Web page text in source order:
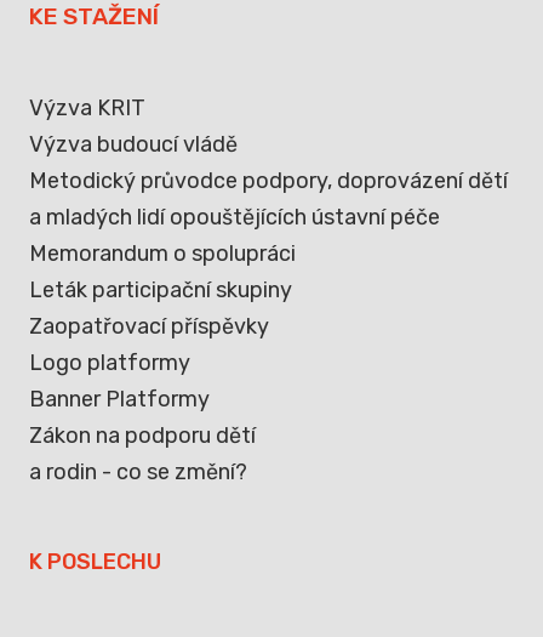
KE STAŽENÍ
Výzva KRIT
Výzva budoucí vládě
Metodický průvodce podpory, doprovázení dětí
a mladých lidí opouštějících ústavní péče
Memorandum o spolupráci
Leták participační skupiny
Zaopatřovací příspěvky
Logo platformy
Banner Platformy
Zákon na podporu dětí
a rodin - co se změní?
K POSLECHU